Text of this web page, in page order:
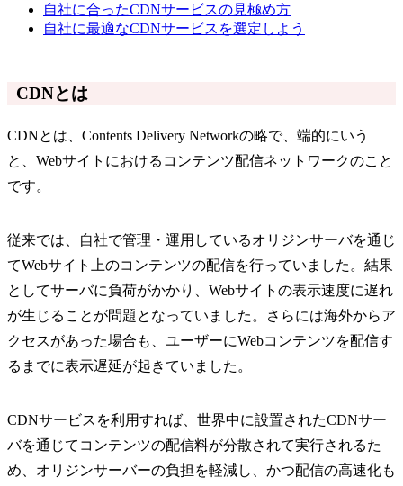
自社に合ったCDNサービスの見極め方
自社に最適なCDNサービスを選定しよう
CDNとは
CDNとは、Contents Delivery Networkの略で、端的にいう
と、Webサイトにおけるコンテンツ配信ネットワークのこと
です。
従来では、自社で管理・運用しているオリジンサーバを通じ
てWebサイト上のコンテンツの配信を行っていました。結果
としてサーバに負荷がかかり、Webサイトの表示速度に遅れ
が生じることが問題となっていました。さらには海外からア
クセスがあった場合も、ユーザーにWebコンテンツを配信す
るまでに表示遅延が起きていました。
CDNサービスを利用すれば、世界中に設置されたCDNサー
バを通じてコンテンツの配信料が分散されて実行されるた
め、オリジンサーバーの負担を軽減し、かつ配信の高速化も